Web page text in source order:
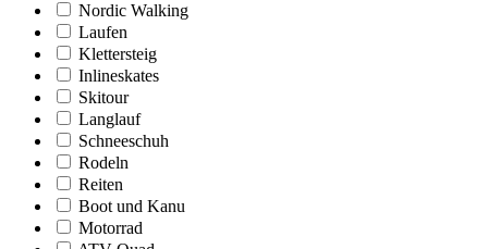
Nordic Walking
Laufen
Klettersteig
Inlineskates
Skitour
Langlauf
Schneeschuh
Rodeln
Reiten
Boot und Kanu
Motorrad